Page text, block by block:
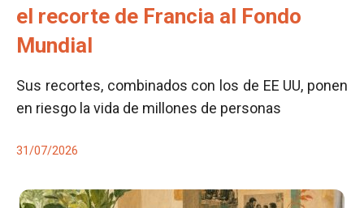
el recorte de Francia al Fondo
Mundial
Sus recortes, combinados con los de EE UU, ponen
en riesgo la vida de millones de personas
31/07/2026